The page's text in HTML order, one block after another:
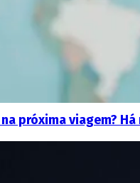
próxima viagem?